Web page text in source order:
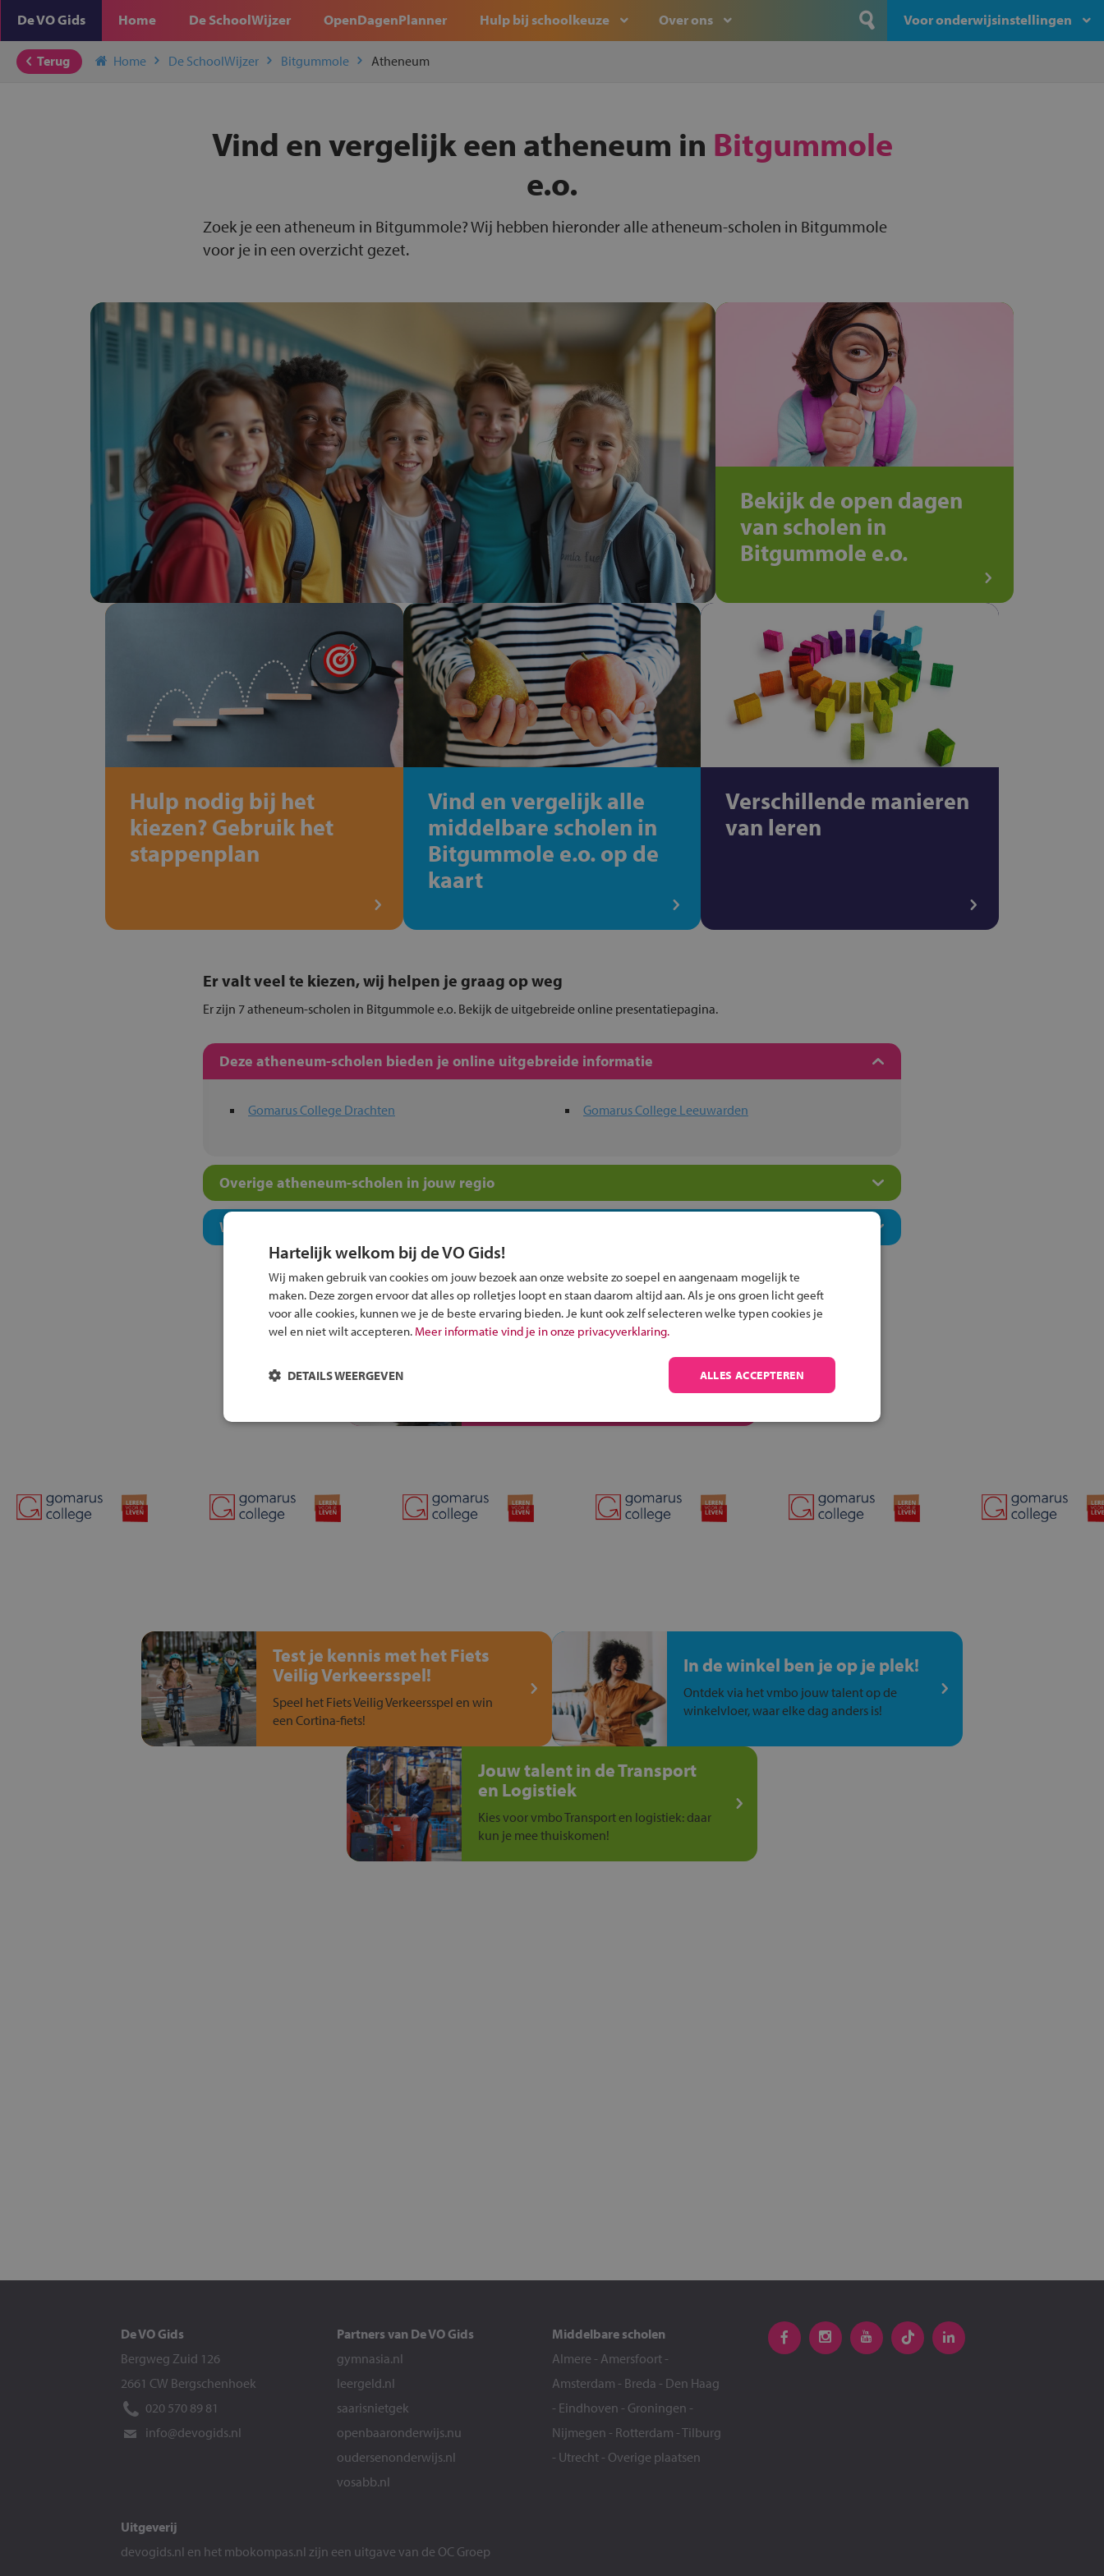
De VO Gids Home De SchoolWijzer OpenDagenPlanner Hulp bij schoolkeuze Over ons Voor onderwijsinstellingen
Terug Home De SchoolWijzer Bitgummole Atheneum
Vind en vergelijk een atheneum in Bitgummole
e.o.
Zoek je een atheneum in Bitgummole? Wij hebben hieronder alle atheneum-scholen in Bitgummole
voor je in een overzicht gezet.
Bekijk de open dagen
van scholen in
Bitgummole e.o.
Hulp nodig bij het
kiezen? Gebruik het
stappenplan
Vind en vergelijk alle
middelbare scholen in
Bitgummole e.o. op de
kaart
Verschillende manieren
van leren
Er valt veel te kiezen, wij helpen je graag op weg
Er zijn 7 atheneum-scholen in Bitgummole e.o. Bekijk de uitgebreide online presentatiepagina.
Deze atheneum-scholen bieden je online uitgebreide informatie
Gomarus College Drachten Gomarus College Leeuwarden
Overige atheneum-scholen in jouw regio
Welk onderwijsconcept past bij jou?
Inschrijven?
Alle informatie om je kind aan te melden bij
Test je kennis met het Fiets
Veilig Verkeersspel!
Speel het Fiets Veilig Verkeersspel en win
een Cortina-fiets!
In de winkel ben je op je plek!
Ontdek via het vmbo jouw talent op de
winkelvloer, waar elke dag anders is!
Jouw talent in de Transport
en Logistiek
Kies voor vmbo Transport en logistiek: daar
kun je mee thuiskomen!
De VO Gids
Bergweg Zuid 126
2661 CW Bergschenhoek
020 570 89 81
info@devogids.nl
Partners van De VO Gids
gymnasia.nl
leergeld.nl
saarisnietgek
openbaaronderwijs.nu
oudersenonderwijs.nl
vosabb.nl
Middelbare scholen
Almere - Amersfoort -
Amsterdam - Breda - Den Haag
- Eindhoven - Groningen -
Nijmegen - Rotterdam -Tilburg
- Utrecht - Overige plaatsen
Uitgeverij
devogids.nl en het mbokompas.nl zijn een uitgave van de OC Groep
Hartelijk welkom bij de VO Gids!
Wij maken gebruik van cookies om jouw bezoek aan onze website zo soepel en aangenaam mogelijk te
maken. Deze zorgen ervoor dat alles op rolletjes loopt en staan daarom altijd aan. Als je ons groen licht geeft
voor alle cookies, kunnen we je de beste ervaring bieden. Je kunt ook zelf selecteren welke typen cookies je
wel en niet wilt accepteren. Meer informatie vind je in onze privacyverklaring.
ALLES ACCEPTEREN
DETAILS WEERGEVEN